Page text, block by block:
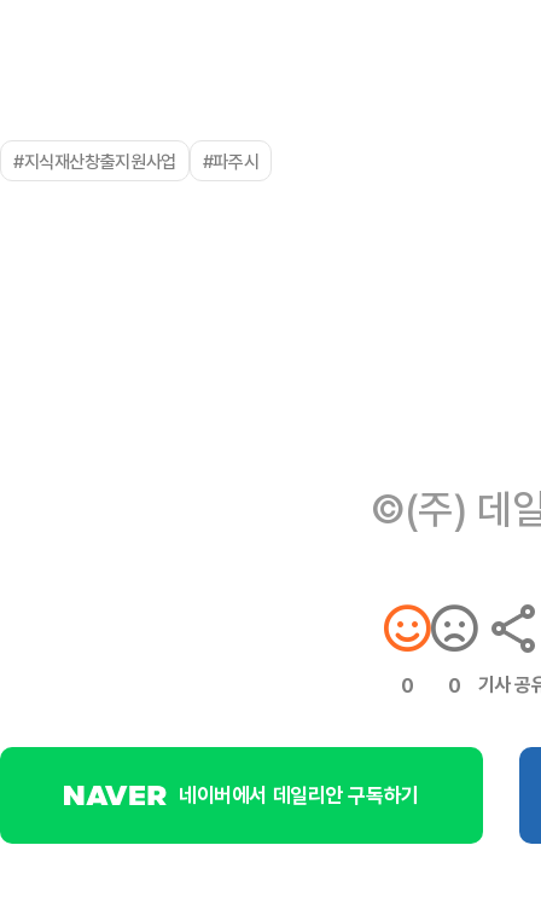
#지식재산창출지원사업 #파주시
©(주) 데
0 0 기사 공
네이버에서 데일리안 구독하기